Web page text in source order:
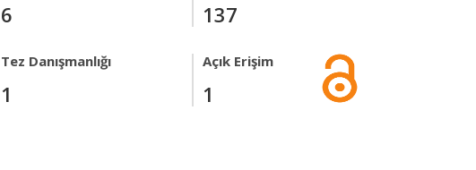
6 137
Tez Danışmanlığı
1
Açık Erişim
1